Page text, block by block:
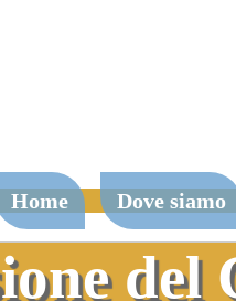
Home Dove siamo